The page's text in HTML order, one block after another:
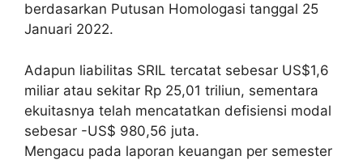
berdasarkan Putusan Homologasi tanggal 25
Januari 2022.
Adapun liabilitas SRIL tercatat sebesar US$1,6
miliar atau sekitar Rp 25,01 triliun, sementara
ekuitasnya telah mencatatkan defisiensi modal
sebesar -US$ 980,56 juta.
Mengacu pada laporan keuangan per semester